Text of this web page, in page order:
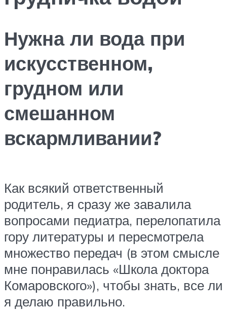
Нужна ли вода при
искусственном,
грудном или
смешанном
вскармливании?
Как всякий ответственный
родитель, я сразу же завалила
вопросами педиатра, перелопатила
гору литературы и пересмотрела
множество передач (в этом смысле
мне понравилась «Школа доктора
Комаровского»), чтобы знать, все ли
я делаю правильно.